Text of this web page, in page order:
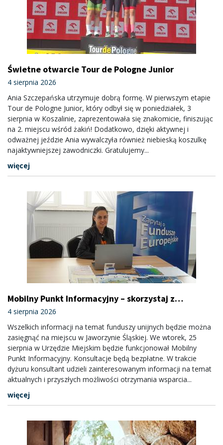
Świetne otwarcie Tour de Pologne Junior
4 sierpnia 2026
Ania Szczepańska utrzymuje dobrą formę. W pierwszym etapie
Tour de Pologne Junior, który odbył się w poniedziałek, 3
sierpnia w Koszalinie, zaprezentowała się znakomicie, finiszując
na 2. miejscu wśród żakiń! Dodatkowo, dzięki aktywnej i
odważnej jeździe Ania wywalczyła również niebieską koszulkę
najaktywniejszej zawodniczki. Gratulujemy...
więcej
Mobilny Punkt Informacyjny – skorzystaj z
bezpłatnej porady
4 sierpnia 2026
Wszelkich informacji na temat funduszy unijnych będzie można
zasięgnąć na miejscu w Jaworzynie Śląskiej. We wtorek, 25
sierpnia w Urzędzie Miejskim będzie funkcjonował Mobilny
Punkt Informacyjny. Konsultacje będą bezpłatne. W trakcie
dyżuru konsultant udzieli zainteresowanym informacji na temat
aktualnych i przyszłych możliwości otrzymania wsparcia...
więcej